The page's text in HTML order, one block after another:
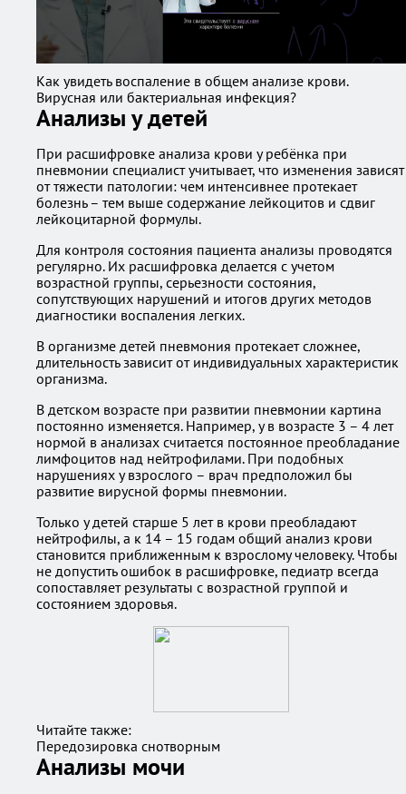
Как увидеть воспаление в общем анализе крови.
Вирусная или бактериальная инфекция?
Анализы у детей
При расшифровке анализа крови у ребёнка при
пневмонии специалист учитывает, что изменения зависят
от тяжести патологии: чем интенсивнее протекает
болезнь – тем выше содержание лейкоцитов и сдвиг
лейкоцитарной формулы.
Для контроля состояния пациента анализы проводятся
регулярно. Их расшифровка делается с учетом
возрастной группы, серьезности состояния,
сопутствующих нарушений и итогов других методов
диагностики воспаления легких.
В организме детей пневмония протекает сложнее,
длительность зависит от индивидуальных характеристик
организма.
В детском возрасте при развитии пневмонии картина
постоянно изменяется. Например, у в возрасте 3 – 4 лет
нормой в анализах считается постоянное преобладание
лимфоцитов над нейтрофилами. При подобных
нарушениях у взрослого – врач предположил бы
развитие вирусной формы пневмонии.
Только у детей старше 5 лет в крови преобладают
нейтрофилы, а к 14 – 15 годам общий анализ крови
становится приближенным к взрослому человеку. Чтобы
не допустить ошибок в расшифровке, педиатр всегда
сопоставляет результаты с возрастной группой и
состоянием здоровья.
Читайте также:
Передозировка снотворным
Анализы мочи